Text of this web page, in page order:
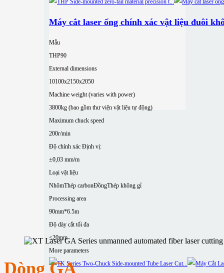
Máy cắt laser ống chính xác vật liệu đuôi
Mẫu
THP90
External dimensions
10100x2150x2050
Machine weight (varies with power)
3800kg (bao gồm thư viện vật liệu tự động)
Maximum chuck speed
200r/min
Độ chính xác Định vị:
±0,03 mm/m
Loại vật liệu
NhômThép carbonĐồngThép không gỉ
Processing area
90mm*6.5m
Độ dày cắt tối đa
≤20mm
More parameters
Dòng GA